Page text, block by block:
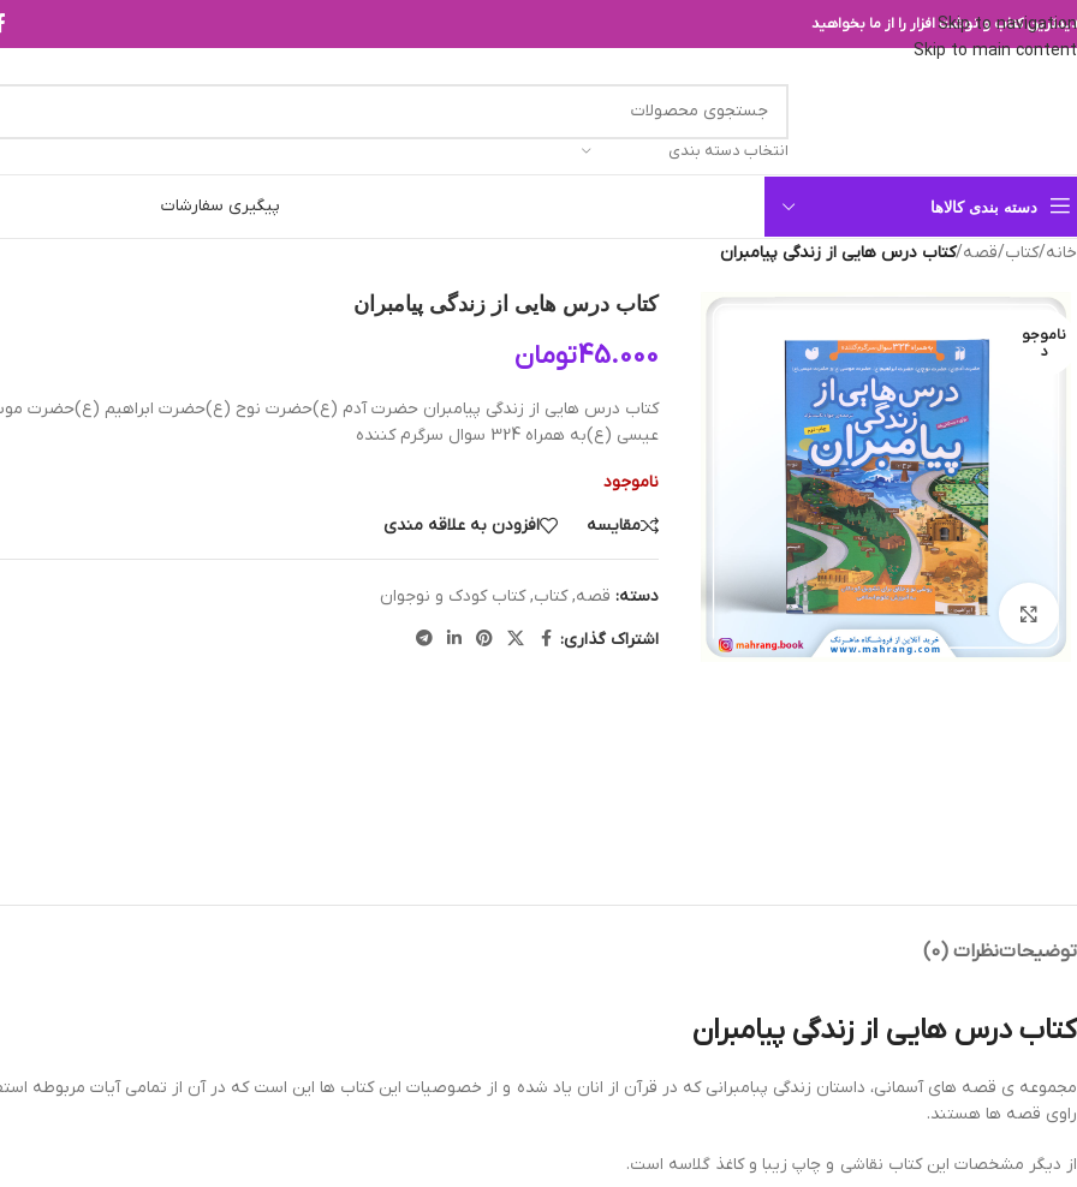
Skip to navigation
Skip to main content
کتاب و نوشت افزار را از ما بخواهید
انتخاب دسته بندی
دسته بندی کالاها پیگیری سفارشات
خانه/کتاب/قصه/کتاب درس هایی از زندگی پیامبران
ناموجو
د
بزرگنمایی تصویر
کتاب درس هایی از زندگی پیامبران
45.000تومان
کتاب درس هایی از زندگی پیامبران حضرت آدم (ع)حضرت نوح (ع)حضرت ابراهیم (ع)حضرت
عیسی (ع)به همراه 324 سوال سرگرم کننده
ناموجود
مقایسه
افزودن به علاقه مندی
دسته: قصه, کتاب, کتاب کودک و نوجوان
اشتراک گذاری:
توضیحاتنظرات (0)
کتاب درس هایی از زندگی پیامبران
مجموعه ی قصه های آسمانی، داستان زندگی پبامبرانی که در قرآن از انان یاد شده و از خصوصیات این کتاب ها این است که در آن از تمامی آیات مربوطه
راوی قصه ها هستند.
از دیگر مشخصات این کتاب نقاشی و چاپ زیبا و کاغذ گلاسه است.